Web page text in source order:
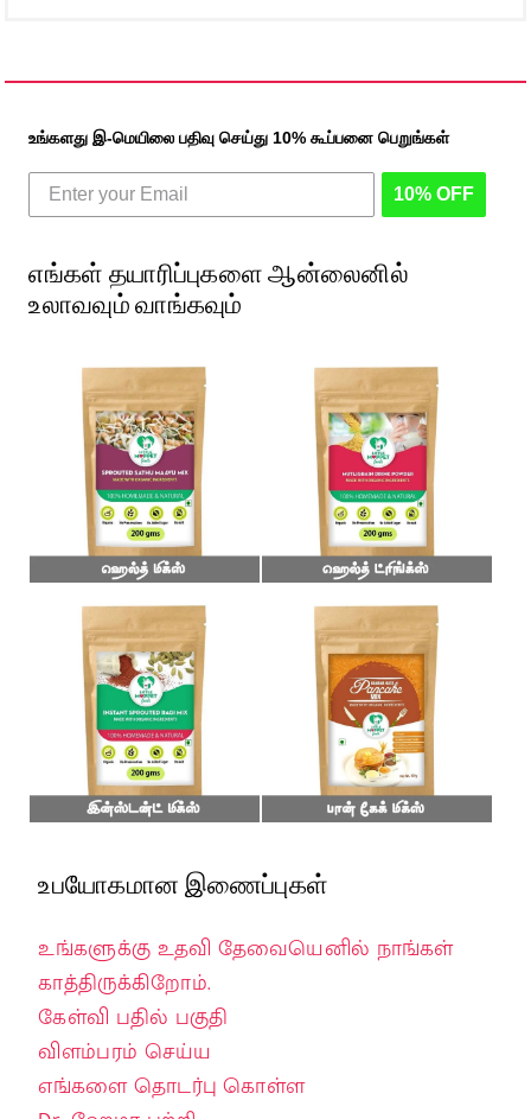
உங்களது இ-மெயிலை பதிவு செய்து 10% கூப்பனை பெறுங்கள்
10% OFF
எங்கள் தயாரிப்புகளை ஆன்லைனில்
உலாவவும் வாங்கவும்
உபயோகமான இணைப்புகள்
உங்களுக்கு உதவி தேவையெனில் நாங்கள்
காத்திருக்கிறோம்.
கேள்வி பதில் பகுதி
விளம்பரம் செய்ய
எங்களை தொடர்பு கொள்ள